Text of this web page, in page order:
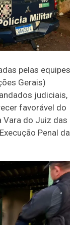
pelas equipes
Gerais)
judiciais,
favorável do
Vara do Juiz das
Penal da